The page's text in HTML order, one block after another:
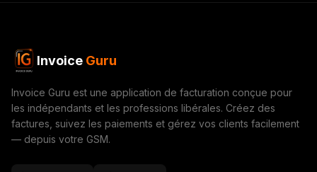
Invoice Guru
Invoice Guru est une application de facturation conçue pour
les indépendants et les professions libérales. Créez des
factures, suivez les paiements et gérez vos clients facilement
— depuis votre GSM.